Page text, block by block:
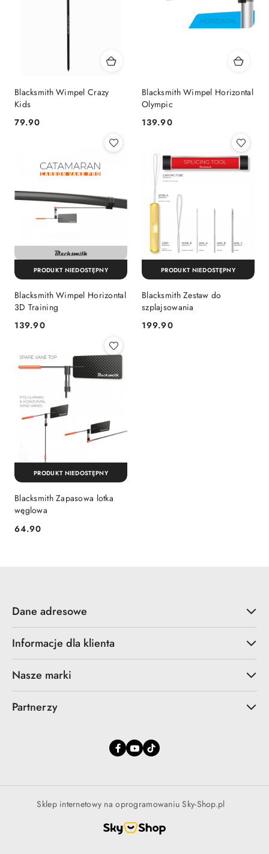
Blacksmith Wimpel Crazy
Kids
Cena:
79.90
Blacksmith Wimpel Horizontal
Olympic
Cena:
139.90
Blacksmith Wimpel Horizontal
3D Training
Cena:
139.90
PRODUKT NIEDOSTĘPNY
Blacksmith Zestaw do
szplajsowania
Cena:
199.90
PRODUKT NIEDOSTĘPNY
Blacksmith Zapasowa lotka
węglowa
Cena:
64.90
PRODUKT NIEDOSTĘPNY
Dane adresowe
Informacje dla klienta
Nasze marki
Partnerzy
Sklep internetowy na oprogramowaniu Sky-Shop.pl